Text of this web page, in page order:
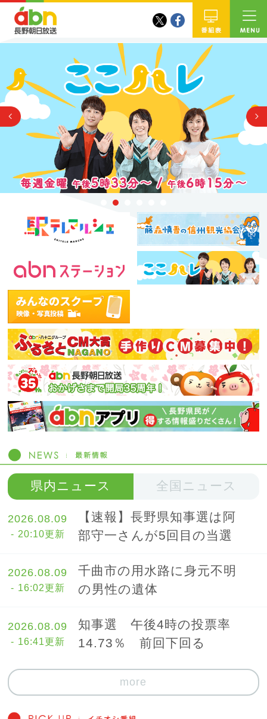
abn 長野朝日放送 番組
twitterfacebook
県内ニュース
2026.08.09
- 20:10更新
【速報】長野県知事選は阿
部守一さんが5回目の当選
2026.08.09
- 16:02更新
千曲市の用水路に身元不明
の男性の遺体
2026.08.09
- 16:41更新
知事選 午後4時の投票率
14.73％ 前回下回る
全国ニュース
more